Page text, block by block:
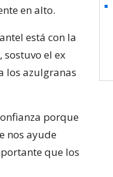
en alto.
está con la
el ex
los azulgranas
porque
nos ayude
que los